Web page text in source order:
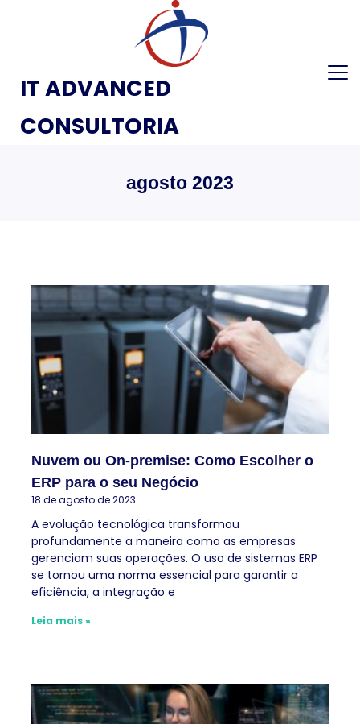
IT ADVANCED
CONSULTORIA
agosto 2023
Nuvem ou On-premise: Como Escolher o
ERP para o seu Negócio
18 de agosto de 2023
A evolução tecnológica transformou
profundamente a maneira como as empresas
gerenciam suas operações. O uso de sistemas ERP
se tornou uma norma essencial para garantir a
eficiência, a integração e
Leia mais »